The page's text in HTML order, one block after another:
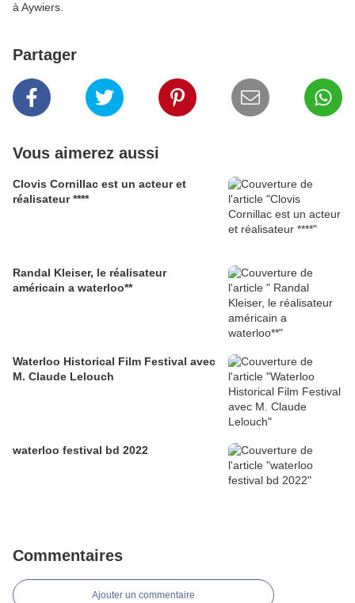
à Aywiers.
Partager
Vous aimerez aussi
Clovis Cornillac est un acteur et
réalisateur ****
Randal Kleiser, le réalisateur
américain a waterloo**
Waterloo Historical Film Festival avec
M. Claude Lelouch
waterloo festival bd 2022
Commentaires
Ajouter un commentaire